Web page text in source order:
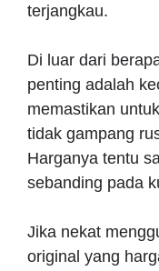
terjangkau.
Di luar dari
penting adalah
memastikan
tidak gampang
Harganya tentu
sebanding pada
Jika nekat
original yang